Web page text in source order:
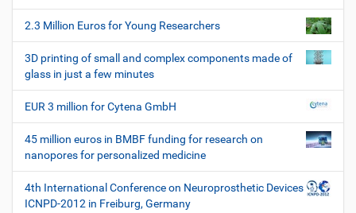
o
n
2.3 Million Euros for Young Researchers
3D printing of small and complex components made of
glass in just a few minutes
EUR 3 million for Cytena GmbH
45 million euros in BMBF funding for research on
nanopores for personalized medicine
4th International Conference on Neuroprosthetic Devices
ICNPD-2012 in Freiburg, Germany